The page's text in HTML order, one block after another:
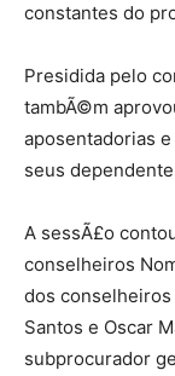
constantes do
Presidida pelo
tambÃ©m
aposentadorias
seus
A sessÃ£o
conselheiros
dos conselheiros
Santos e Oscar
subprocurador